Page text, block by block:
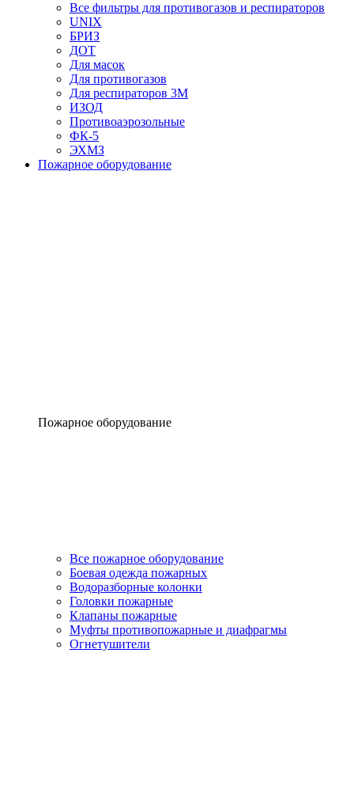
Все фильтры для противогазов и респираторов
UNIX
БРИЗ
ДОТ
Для масок
Для противогазов
Для респираторов 3М
ИЗОД
Противоаэрозольные
ФК-5
ЭХМЗ
Пожарное оборудование
Пожарное оборудование
Все пожарное оборудование
Боевая одежда пожарных
Водоразборные колонки
Головки пожарные
Клапаны пожарные
Муфты противопожарные и диафрагмы
Огнетушители